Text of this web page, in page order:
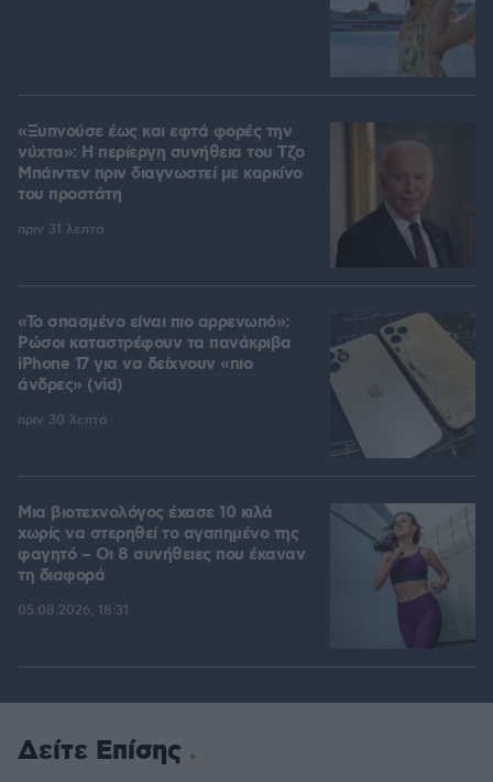
«Ξυπνούσε έως και εφτά φορές την
νύχτα»: Η περίεργη συνήθεια του Τζο
Μπάιντεν πριν διαγνωστεί με καρκίνο
του προστάτη
πριν 31 λεπτά
«Το σπασμένο είναι πιο αρρενωπό»:
Ρώσοι καταστρέφουν τα πανάκριβα
iPhone 17 για να δείχνουν «πιο
άνδρες» (vid)
πριν 30 λεπτά
Μια βιοτεχνολόγος έχασε 10 κιλά
χωρίς να στερηθεί το αγαπημένο της
φαγητό – Οι 8 συνήθειες που έκαναν
τη διαφορά
05.08.2026, 18:31
Δείτε Επίσης